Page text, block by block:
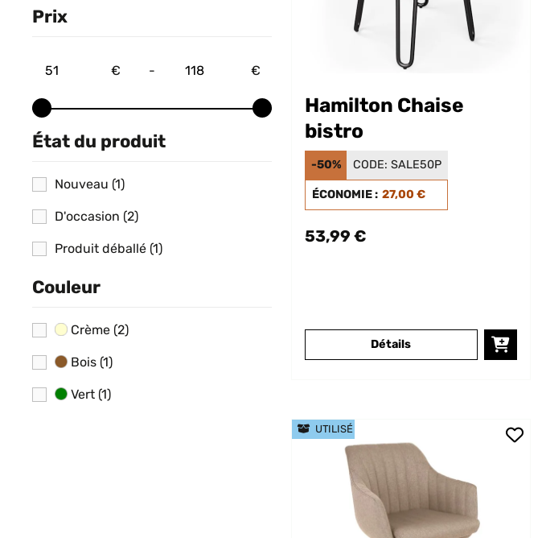
Prix
€ - €
État du produit
Nouveau (1)
D'occasion (2)
Produit déballé (1)
Couleur
Crème (2)
Bois (1)
Vert (1)
Hamilton Chaise
bistro
-50% CODE: SALE50P
ÉCONOMIE : 27,00 €
53,99 €
Détails
UTILISÉ